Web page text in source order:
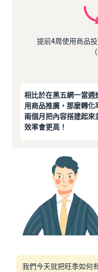
提前4周使用商品
相比於在黑五網一當週
用商品推廣，那麼轉化
兩個月把內容搭建起
效率會更高！
我們今天就把旺季如何